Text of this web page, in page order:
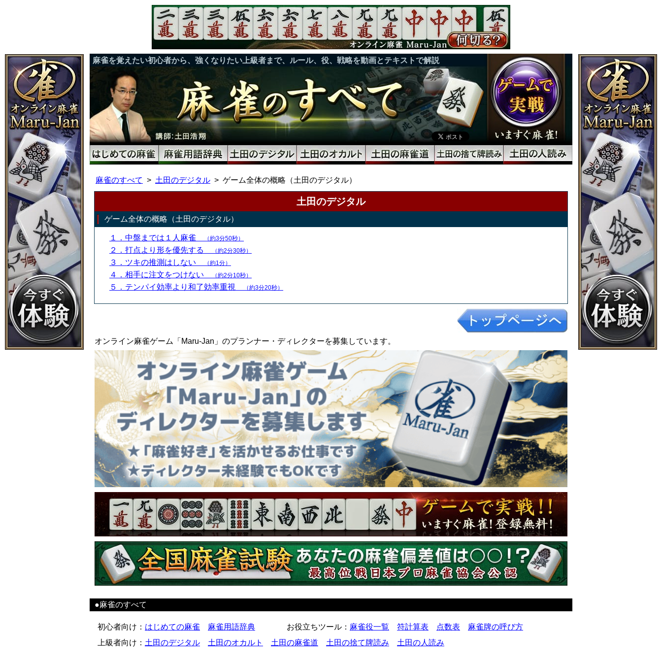
麻雀を覚えたい初心者から、強くなりたい上級者まで、ルール、役、戦略を動画とテキストで解説
麻雀のすべて 土田のデジタル ゲーム全体の概略（土田のデジタル）
土田のデジタル
ゲーム全体の概略（土田のデジタル）
１．中盤までは１人麻雀 （約3分50秒）
２．打点より形を優先する （約2分30秒）
３．ツキの推測はしない （約1分）
４．相手に注文をつけない （約2分10秒）
５．テンパイ効率より和了効率重視 （約3分20秒）
オンライン麻雀ゲーム「Maru-Jan」のプランナー・ディレクターを募集しています。
●麻雀のすべて
初心者向け ： はじめての麻雀 麻雀用語辞典 お役立ちツール ： 麻雀役一覧 符計算表 点数表
麻雀牌の呼び方
上級者向け ： 土田のデジタル 土田のオカルト 土田の麻雀道 土田の捨て牌読み 土田の人読み